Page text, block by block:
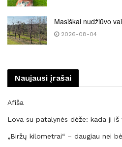
Masiškai nudžiūvo
2026-08-04
Naujausi įrašai
Afiša
Lova su patalynės dėže: kada ji iš
„Biržų kilometrai“ – daugiau nei